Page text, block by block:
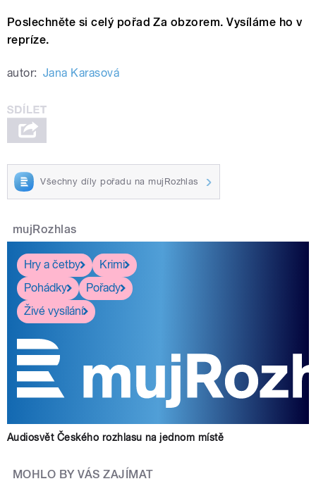
Poslechněte si celý pořad Za obzorem. Vysíláme ho v
repríze.
autor: Jana Karasová
Všechny díly pořadu na mujRozhlas
mujRozhlas
Hry a četby
Krimi
Pohádky
Pořady
Živé vysílání
Audiosvět Českého rozhlasu na jednom místě
MOHLO BY VÁS ZAJÍMAT